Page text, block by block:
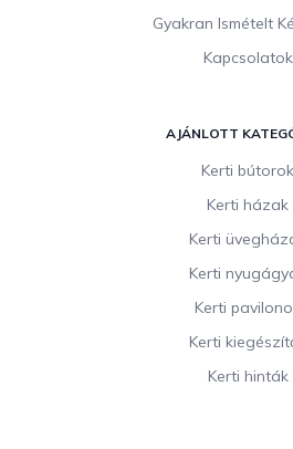
Gyakran Ismételt
Kapcsolatok
AJÁNLOTT
Kerti bútorok
Kerti házak
Kerti
Kerti
Kerti
Kerti
Kerti hinták